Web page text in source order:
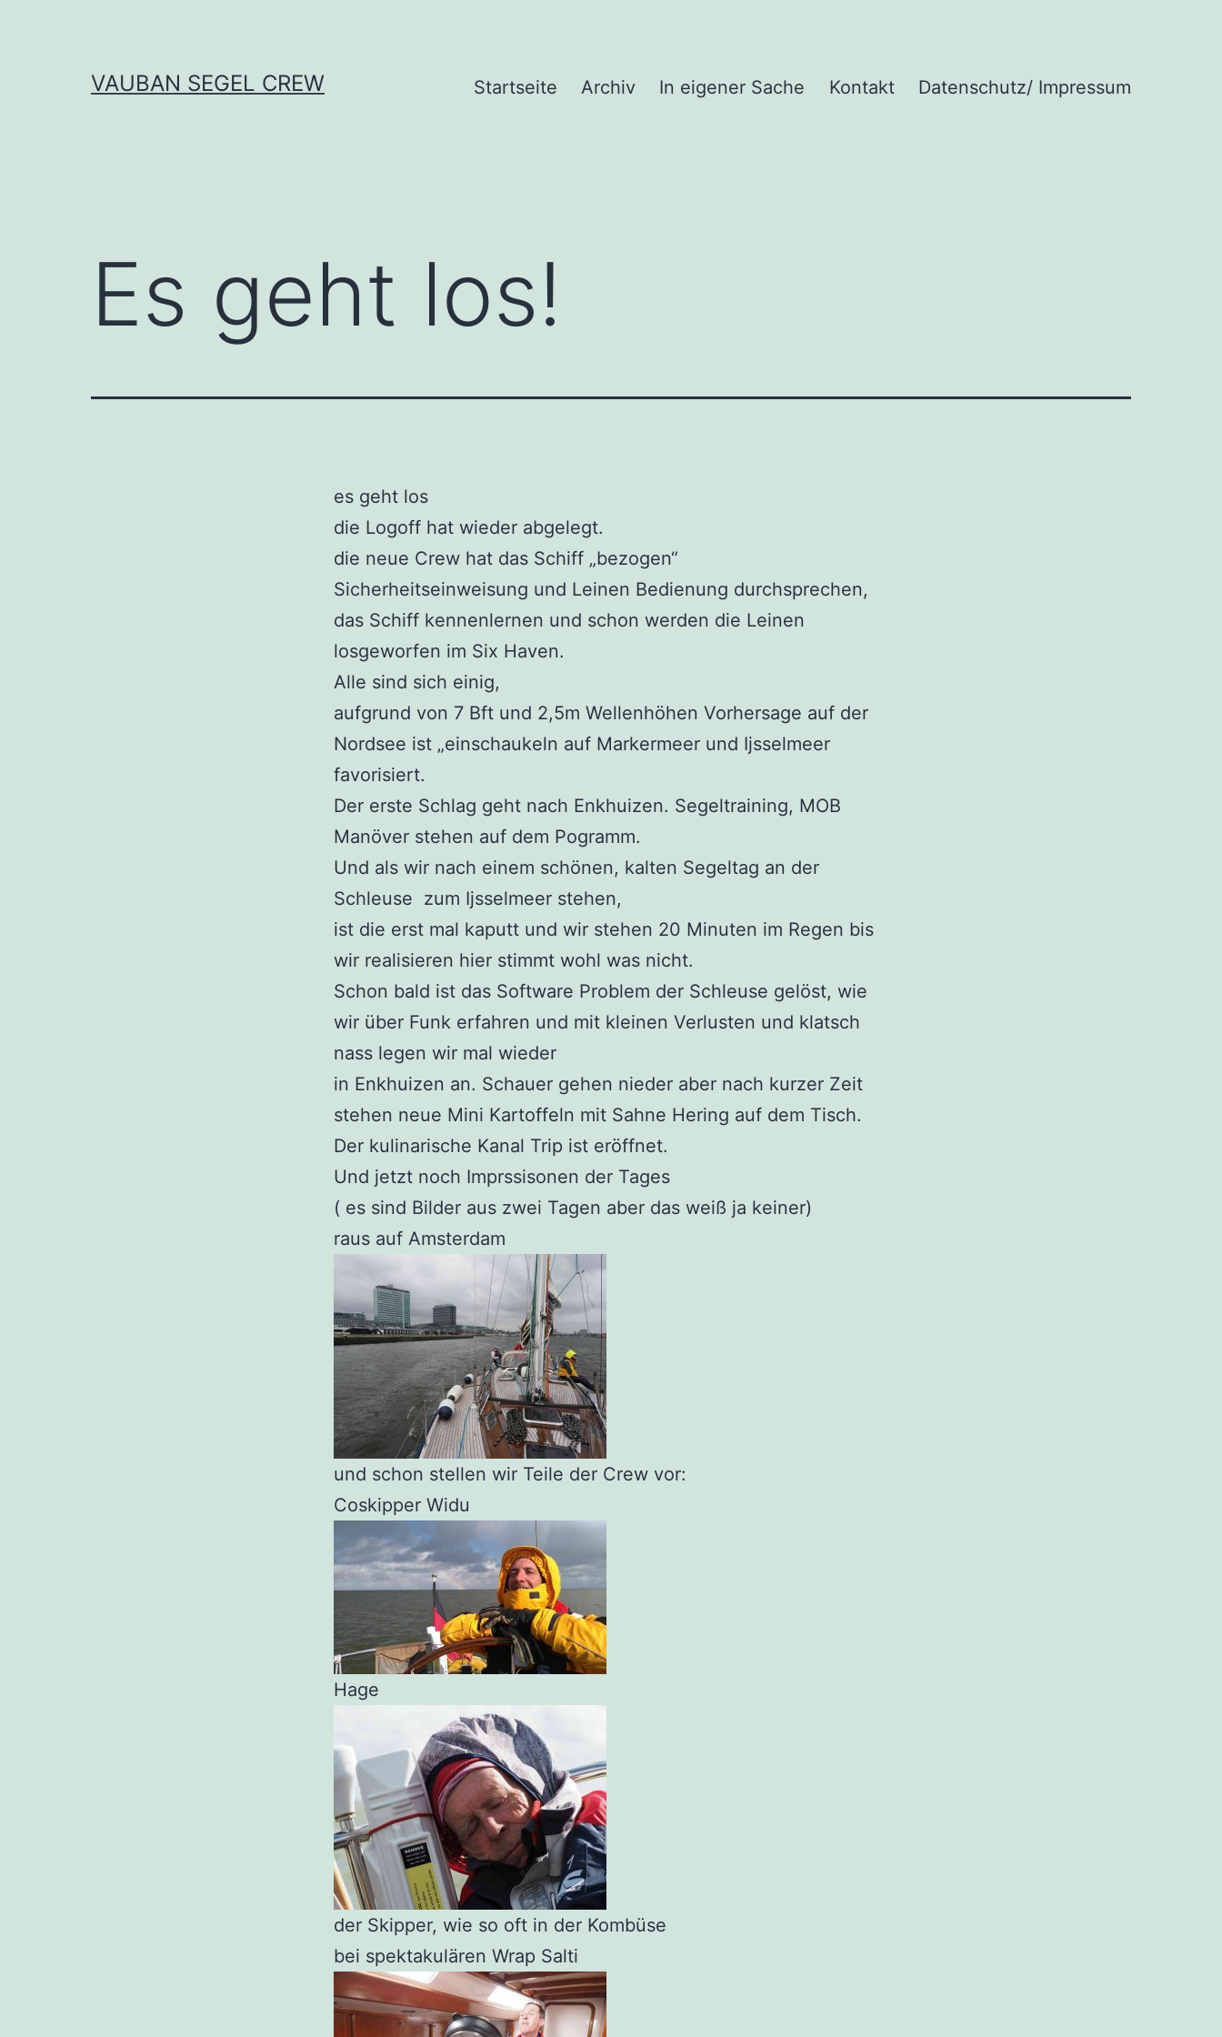
VAUBAN SEGEL CREW Startseite Archiv In eigener Sache Kontakt Datenschutz/ Impressum
Es geht los!
es geht los
die Logoff hat wieder abgelegt.
die neue Crew hat das Schiff „bezogen“
Sicherheitseinweisung und Leinen Bedienung durchsprechen,
das Schiff kennenlernen und schon werden die Leinen
losgeworfen im Six Haven.
Alle sind sich einig,
aufgrund von 7 Bft und 2,5m Wellenhöhen Vorhersage auf der
Nordsee ist „einschaukeln auf Markermeer und Ijsselmeer
favorisiert.
Der erste Schlag geht nach Enkhuizen. Segeltraining, MOB
Manöver stehen auf dem Pogramm.
Und als wir nach einem schönen, kalten Segeltag an der
Schleuse zum Ijsselmeer stehen,
ist die erst mal kaputt und wir stehen 20 Minuten im Regen bis
wir realisieren hier stimmt wohl was nicht.
Schon bald ist das Software Problem der Schleuse gelöst, wie
wir über Funk erfahren und mit kleinen Verlusten und klatsch
nass legen wir mal wieder
in Enkhuizen an. Schauer gehen nieder aber nach kurzer Zeit
stehen neue Mini Kartoffeln mit Sahne Hering auf dem Tisch.
Der kulinarische Kanal Trip ist eröffnet.
Und jetzt noch Imprssisonen der Tages
( es sind Bilder aus zwei Tagen aber das weiß ja keiner)
raus auf Amsterdam
und schon stellen wir Teile der Crew vor:
Coskipper Widu
Hage
der Skipper, wie so oft in der Kombüse
bei spektakulären Wrap Salti